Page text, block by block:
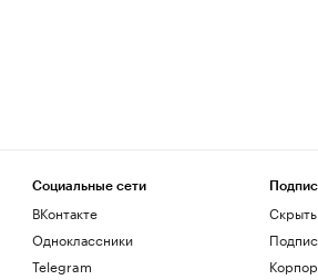
Социальные сети
ВКонтакте
Одноклассники
Telegram